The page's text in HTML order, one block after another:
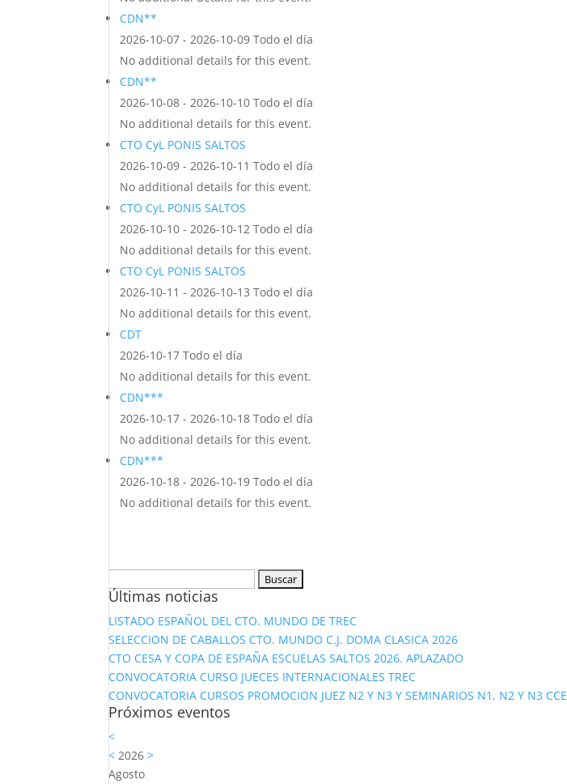
CDN**
2026-10-07 - 2026-10-09 Todo el día
No additional details for this event.
CDN**
2026-10-08 - 2026-10-10 Todo el día
No additional details for this event.
CTO CyL PONIS SALTOS
2026-10-09 - 2026-10-11 Todo el día
No additional details for this event.
CTO CyL PONIS SALTOS
2026-10-10 - 2026-10-12 Todo el día
No additional details for this event.
CTO CyL PONIS SALTOS
2026-10-11 - 2026-10-13 Todo el día
No additional details for this event.
CDT
2026-10-17 Todo el día
No additional details for this event.
CDN***
2026-10-17 - 2026-10-18 Todo el día
No additional details for this event.
CDN***
2026-10-18 - 2026-10-19 Todo el día
No additional details for this event.
Últimas noticias
LISTADO ESPAÑOL DEL CTO. MUNDO DE TREC
SELECCION DE CABALLOS CTO. MUNDO C.J. DOMA CLASICA 2026
CTO CESA Y COPA DE ESPAÑA ESCUELAS SALTOS 2026. APLAZADO
CONVOCATORIA CURSO JUECES INTERNACIONALES TREC
CONVOCATORIA CURSOS PROMOCION JUEZ N2 Y N3 Y SEMINARIOS N1, N2 Y N3 CCE
Próximos eventos
<
< 2026>
Agosto